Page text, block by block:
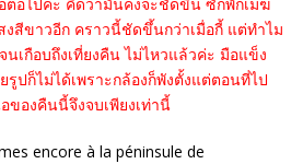
งสีขาวอีก คราวนี้ชัดขึ้นกว่าเมื่อกี้ แต่ทำไม
เกือบถึงเที่ยงคืน ไม่ไหวแล้วค่ะ มือแข็ง
ปก็ไม่ได้เพราะกล้องก็พังตั้งแต่ตอนที่ไป
องคืนนี้จึงจบเพียงเท่านี้
encore à la péninsule de